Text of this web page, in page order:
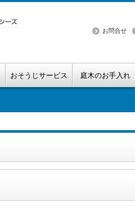
お問合せ
おそうじサービス 庭木のお手入れ